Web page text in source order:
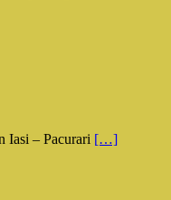
Iasi – Pacurari […]